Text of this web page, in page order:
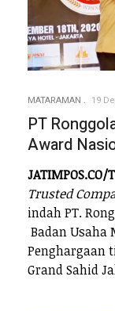
MATARAMAN 19
PT
Award
JATIMPOS.CO/
Trusted
indah PT.
Badan Usaha
Penghargaan
Grand Sahid